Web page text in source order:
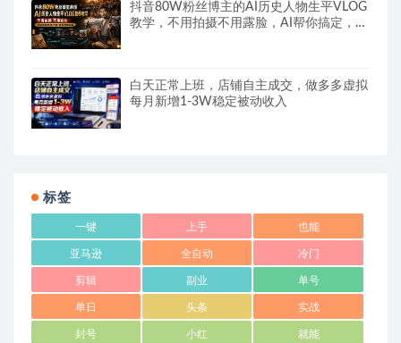
抖音80W粉丝博主的AI历史人物生平VLOG
教学，不用拍摄不用露脸，AI帮你搞定，轻
白天正常上班，店铺自主成交，做多多虚拟
每月新增1-3W稳定被动收入
标签
一键 上手 也能
亚马逊 全自动 冷门
剪辑 副业 单号
单日 头条 实战
封号 小红 就能